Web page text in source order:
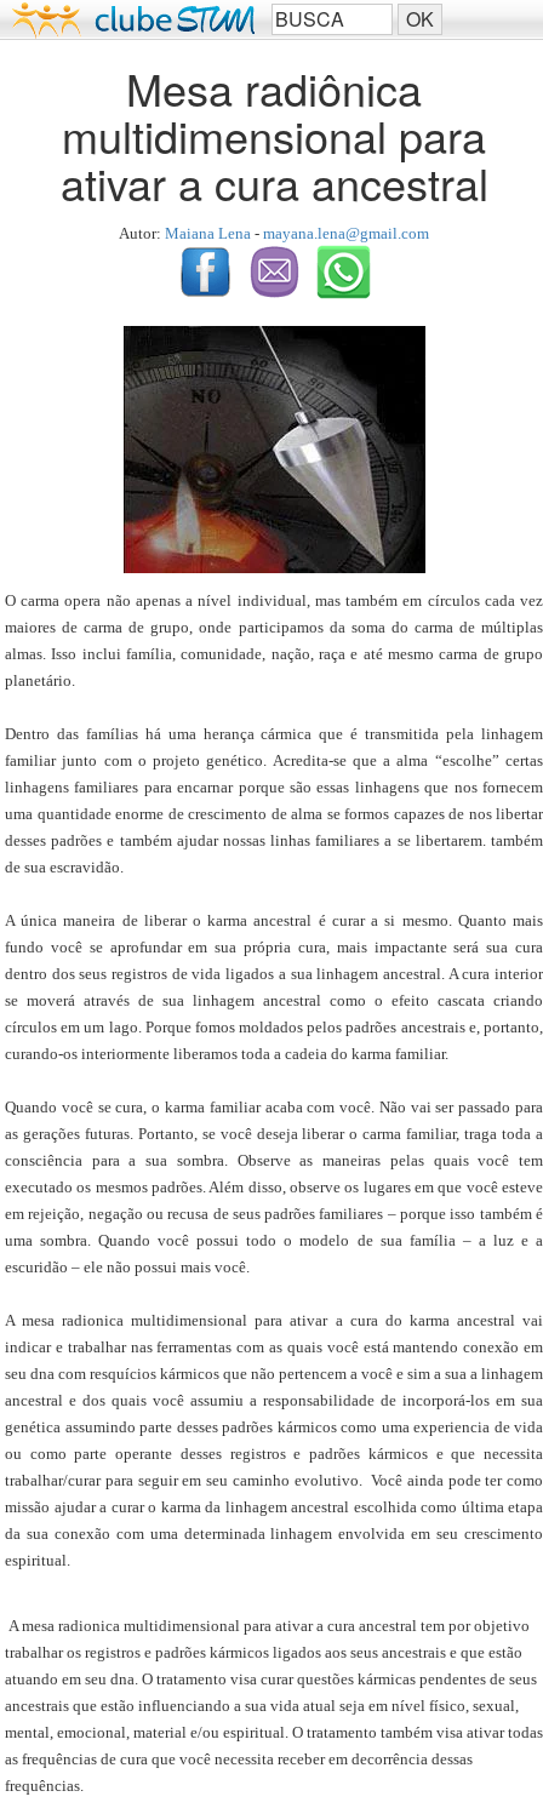
Mesa radiônica
multidimensional para
ativar a cura ancestral
Autor: Maiana Lena - mayana.lena@gmail.com
O carma opera não apenas a nível individual, mas também em círculos cada vez
maiores de carma de grupo, onde participamos da soma do carma de múltiplas
almas. Isso inclui família, comunidade, nação, raça e até mesmo carma de grupo
planetário.
Dentro das famílias há uma herança cármica que é transmitida pela linhagem
familiar junto com o projeto genético. Acredita-se que a alma “escolhe” certas
linhagens familiares para encarnar porque são essas linhagens que nos fornecem
uma quantidade enorme de crescimento de alma se formos capazes de nos libertar
desses padrões e também ajudar nossas linhas familiares a se libertarem. também
de sua escravidão.
A única maneira de liberar o karma ancestral é curar a si mesmo. Quanto mais
fundo você se aprofundar em sua própria cura, mais impactante será sua cura
dentro dos seus registros de vida ligados a sua linhagem ancestral. A cura interior
se moverá através de sua linhagem ancestral como o efeito cascata criando
círculos em um lago. Porque fomos moldados pelos padrões ancestrais e, portanto,
curando-os interiormente liberamos toda a cadeia do karma familiar.
Quando você se cura, o karma familiar acaba com você. Não vai ser passado para
as gerações futuras. Portanto, se você deseja liberar o carma familiar, traga toda a
consciência para a sua sombra. Observe as maneiras pelas quais você tem
executado os mesmos padrões. Além disso, observe os lugares em que você esteve
em rejeição, negação ou recusa de seus padrões familiares – porque isso também é
uma sombra. Quando você possui todo o modelo de sua família – a luz e a
escuridão – ele não possui mais você.
A mesa radionica multidimensional para ativar a cura do karma ancestral vai
indicar e trabalhar nas ferramentas com as quais você está mantendo conexão em
seu dna com resquícios kármicos que não pertencem a você e sim a sua a linhagem
ancestral e dos quais você assumiu a responsabilidade de incorporá-los em sua
genética assumindo parte desses padrões kármicos como uma experiencia de vida
ou como parte operante desses registros e padrões kármicos e que necessita
trabalhar/curar para seguir em seu caminho evolutivo. Você ainda pode ter como
missão ajudar a curar o karma da linhagem ancestral escolhida como última etapa
da sua conexão com uma determinada linhagem envolvida em seu crescimento
espiritual.
A mesa radionica multidimensional para ativar a cura ancestral tem por objetivo
trabalhar os registros e padrões kármicos ligados aos seus ancestrais e que estão
atuando em seu dna. O tratamento visa curar questões kármicas pendentes de seus
ancestrais que estão influenciando a sua vida atual seja em nível físico, sexual,
mental, emocional, material e/ou espiritual. O tratamento também visa ativar todas
as frequências de cura que você necessita receber em decorrência dessas
frequências.